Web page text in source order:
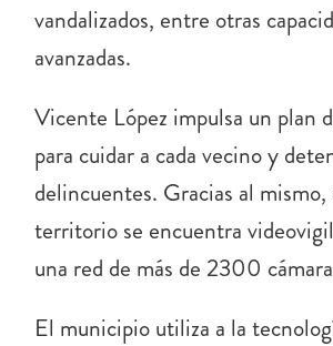
vandalizados, entre otras
avanzadas.
Vicente López impulsa un plan
para cuidar a cada vecino y
delincuentes. Gracias al
territorio se encuentra
una red de más de 2300
El municipio utiliza a la